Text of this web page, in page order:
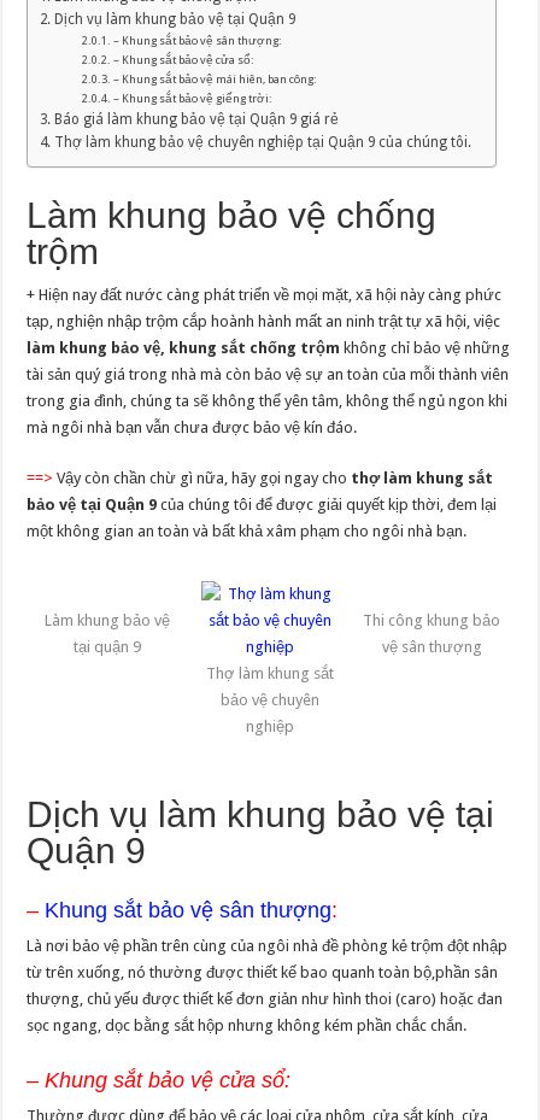
Dịch vụ làm khung bảo vệ tại Quận 9
– Khung sắt bảo vệ sân thượng:
– Khung sắt bảo vệ cửa sổ:
– Khung sắt bảo vệ mái hiên, ban công:
– Khung sắt bảo vệ giếng trời:
Báo giá làm khung bảo vệ tại Quận 9 giá rẻ
Thợ làm khung bảo vệ chuyên nghiệp tại Quận 9 của chúng tôi.
Làm khung bảo vệ chống
trộm
+ Hiện nay đất nước càng phát triển về mọi mặt, xã hội này càng phức
tạp, nghiện nhập trộm cắp hoành hành mất an ninh trật tự xã hội, việc
làm khung bảo vệ, khung sắt chống trộm không chỉ bảo vệ những
tài sản quý giá trong nhà mà còn bảo vệ sự an toàn của mỗi thành viên
trong gia đình, chúng ta sẽ không thể yên tâm, không thể ngủ ngon khi
mà ngôi nhà bạn vẫn chưa được bảo vệ kín đáo.
==>Vậy còn chần chừ gì nữa, hãy gọi ngay cho thợ làm khung sắt
bảo vệ tại Quận 9 của chúng tôi để được giải quyết kịp thời, đem lại
một không gian an toàn và bất khả xâm phạm cho ngôi nhà bạn.
Làm khung bảo vệ
tại quận 9
Thợ làm khung sắt
bảo vệ chuyên
nghiệp
Thi công khung bảo
vệ sân thượng
Dịch vụ làm khung bảo vệ tại
Quận 9
– Khung sắt bảo vệ sân thượng:
Là nơi bảo vệ phần trên cùng của ngôi nhà đề phòng kẻ trộm đột nhập
từ trên xuống, nó thường được thiết kế bao quanh toàn bộ,phần sân
thượng, chủ yếu được thiết kế đơn giản như hình thoi (caro) hoặc đan
sọc ngang, dọc bằng sắt hộp nhưng không kém phần chắc chắn.
– Khung sắt bảo vệ cửa sổ:
Thường được dùng để bảo vệ các loại cửa nhôm, cửa sắt kính, cửa